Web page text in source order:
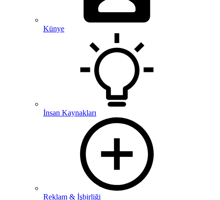
Künye
İnsan Kaynakları
Reklam & İşbirliği